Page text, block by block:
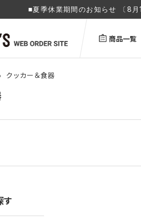
■夏季休業期間のお知らせ 〔8
商品一覧
クッカー＆食器
す